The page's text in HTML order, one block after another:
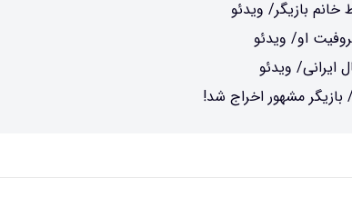
بازیگر/ ویدئو
او/ ویدئو
ایرانی/ ویدئو
بازیگر مشهور اخراج شد!